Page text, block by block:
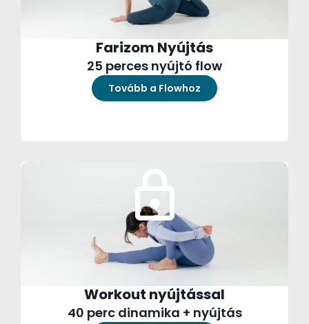
Farizom Nyújtás
25 perces nyújtó flow
Tovább a Flowhoz
Workout nyújtással
40 perc dinamika + nyújtás